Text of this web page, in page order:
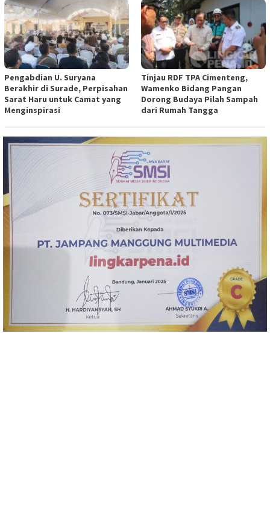
Pengabdian U. Suryana
Berakhir di Surade, Perpisahan
Sarat Haru untuk Camat yang
Menginspirasi
Tinjau RDF TPA Cimenteng,
Wamenko Bidang Pangan
Dorong Budaya Pilah Sampah
dari Rumah Tangga